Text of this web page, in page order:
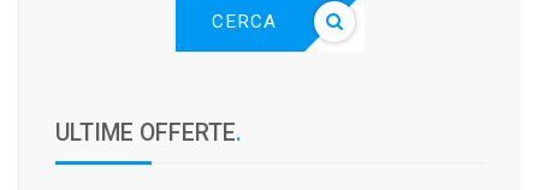
CERCA
ULTIME OFFERTE.